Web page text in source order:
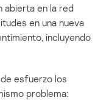
abierta en la red
en una nueva
incluyendo
esfuerzo los
problema: